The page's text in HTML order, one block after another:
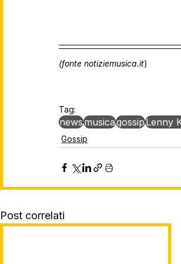
(fonte notiziemusica.it)
Tag:
newsmusicagossipLenny
Gossip
Post correlati